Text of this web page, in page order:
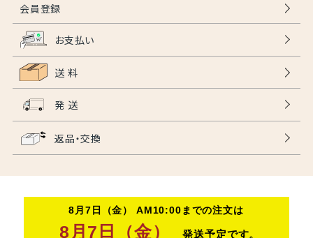
会員登録
お支払い
送 料
発 送
返品・交換